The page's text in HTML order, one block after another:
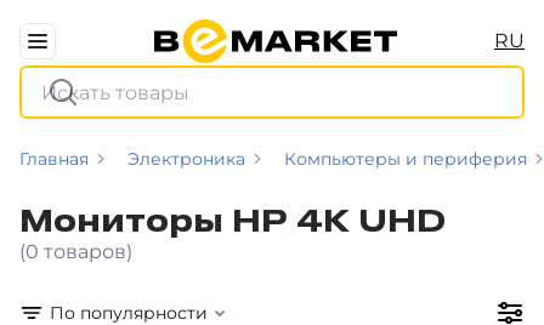
RU
Главная Электроника Компьютеры и периферия
Мониторы HP 4K UHD
(0 товаров)
По популярности